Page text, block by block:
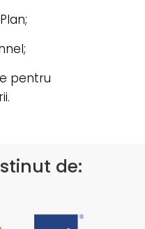
pentru
de: